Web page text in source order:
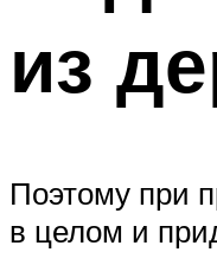
из
Поэтому при
в целом и